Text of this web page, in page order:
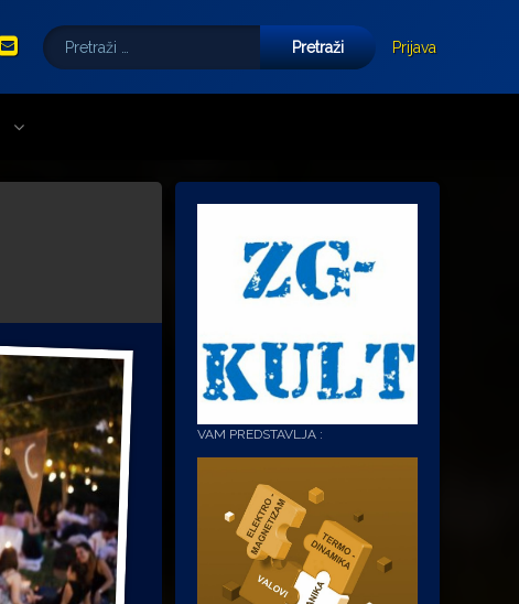
E-mail
Pretraži:
Prijava
VAM PREDSTAVLJA :